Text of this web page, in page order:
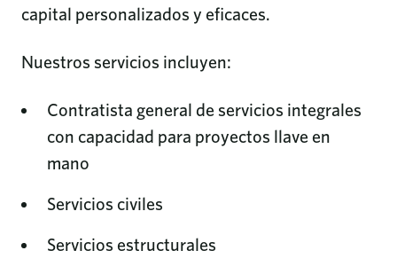
capital personalizados y eficaces.
Nuestros servicios incluyen:
Contratista general de servicios integrales
con capacidad para proyectos llave en
mano
Servicios civiles
Servicios estructurales